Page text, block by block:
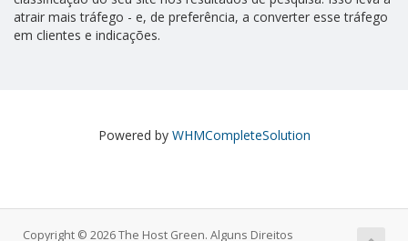
atrair mais tráfego - e, de preferência, a converter esse tráfego
em clientes e indicações.
Powered by WHMCompleteSolution
Copyright © 2026 The Host Green. Alguns Direitos